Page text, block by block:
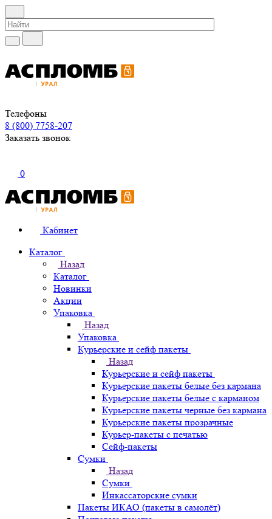
Телефоны
8 (800) 7758-207
Заказать звонок
0
Кабинет
Каталог
Назад
Каталог
Новинки
Акции
Упаковка
Назад
Упаковка
Курьерские и сейф пакеты
Назад
Курьерские и сейф пакеты
Курьерские пакеты белые без кармана
Курьерские пакеты белые с карманом
Курьерские пакеты черные без кармана
Курьерские пакеты прозрачные
Курьер-пакеты с печатью
Сейф-пакеты
Сумки
Назад
Сумки
Инкассаторские сумки
Пакеты ИКАО (пакеты в самолёт)